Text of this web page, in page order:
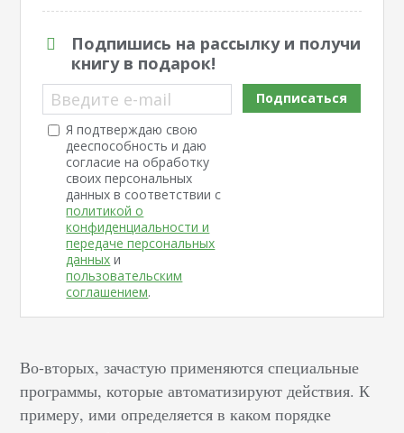
Подпишись на рассылку и получи
книгу в подарок!
Введите e-mail
Я подтверждаю свою
дееспособность и даю
согласие на обработку
своих персональных
данных в соответствии с
политикой о
конфиденциальности и
передаче персональных
данных и
пользовательским
соглашением.
Подписаться
Во-вторых, зачастую применяются специальные
программы, которые автоматизируют действия. К
примеру, ими определяется в каком порядке